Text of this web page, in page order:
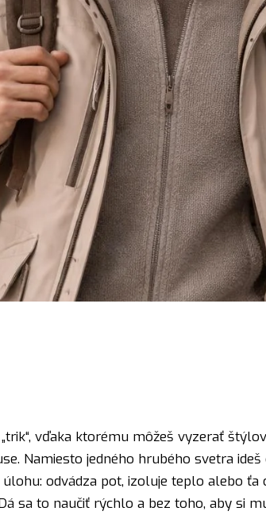
vďaka ktorému môžeš vyzerať
Namiesto jedného hrubého svetra ideš
odvádza pot, izoluje teplo alebo ťa
sa to naučiť rýchlo a bez toho, aby si